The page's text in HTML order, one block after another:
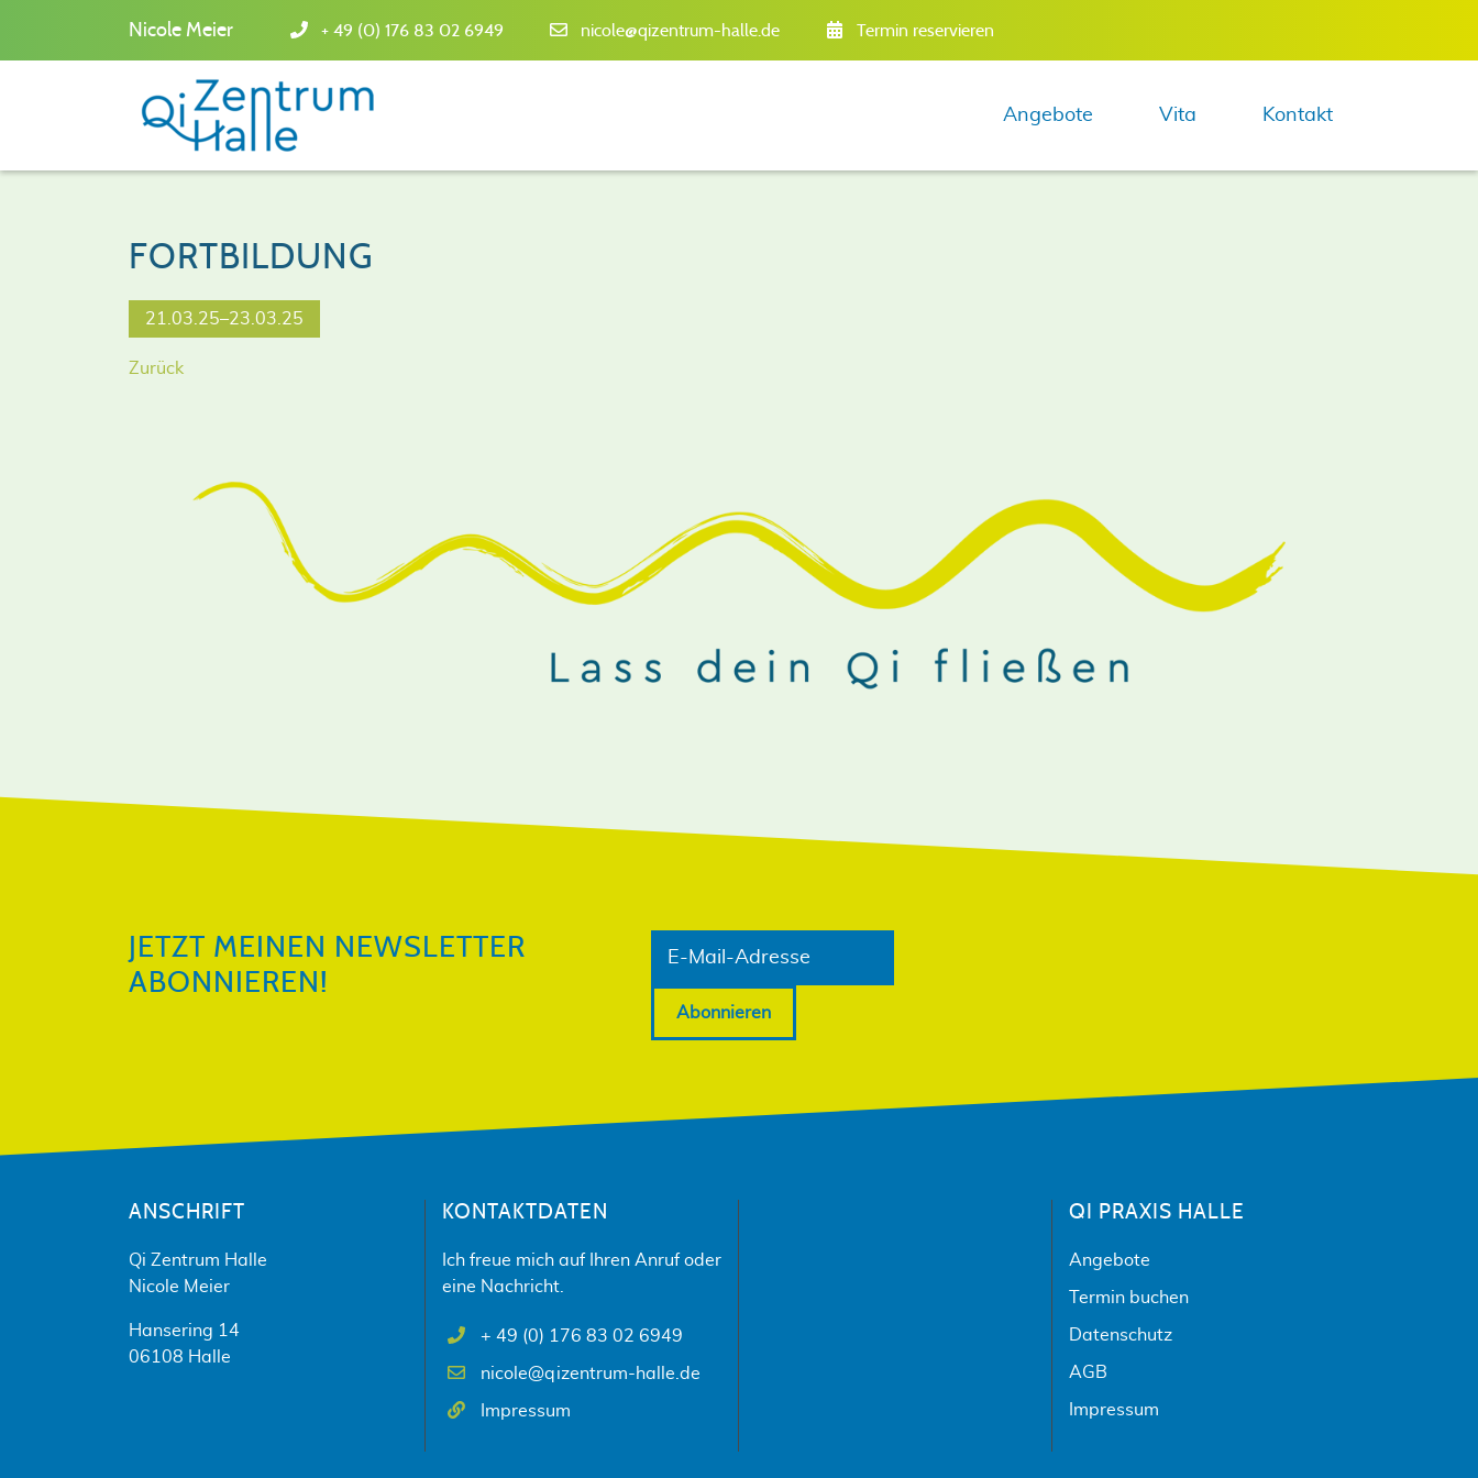
Nicole Meier + 49 (0) 176 83 02 6949 nicole@qizentrum-halle.de Termin reservieren
Angebote
Vita Kontakt
FORTBILDUNG
21.03.25–23.03.25
Zurück
JETZT MEINEN NEWSLETTER
ABONNIEREN!
Abonnieren
ANSCHRIFT
Qi Zentrum Halle
Nicole Meier
Hansering 14
06108 Halle
KONTAKTDATEN
Ich freue mich auf Ihren Anruf oder
eine Nachricht.
+ 49 (0) 176 83 02 6949
nicole@qizentrum-halle.de
Impressum
QI PRAXIS HALLE
Angebote
Termin buchen
Datenschutz
AGB
Impressum